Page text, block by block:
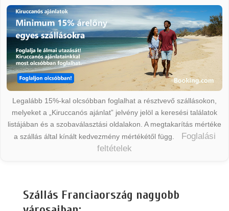
Legalább 15%-kal olcsóbban foglalhat a résztvevő szállásokon,
melyeket a „Kiruccanós ajánlat” jelvény jelöl a keresési találatok
listájában és a szobaválasztási oldalakon. A megtakarítás mértéke
a szállás által kínált kedvezmény mértékétől függ.
Foglalási
feltételek
Szállás Franciaország nagyobb